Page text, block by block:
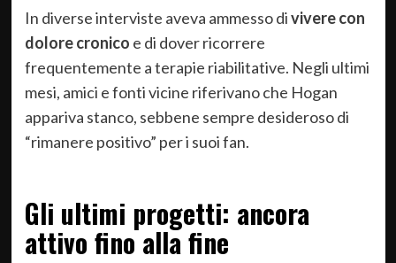
In diverse interviste aveva ammesso divivere con
dolore cronico e di dover ricorrere
frequentemente a terapie riabilitative. Negli ultimi
mesi, amici e fonti vicine riferivano che Hogan
appariva stanco, sebbene sempre desideroso di
“rimanere positivo” per i suoi fan.
Gli ultimi progetti: ancora
attivo fino alla fine